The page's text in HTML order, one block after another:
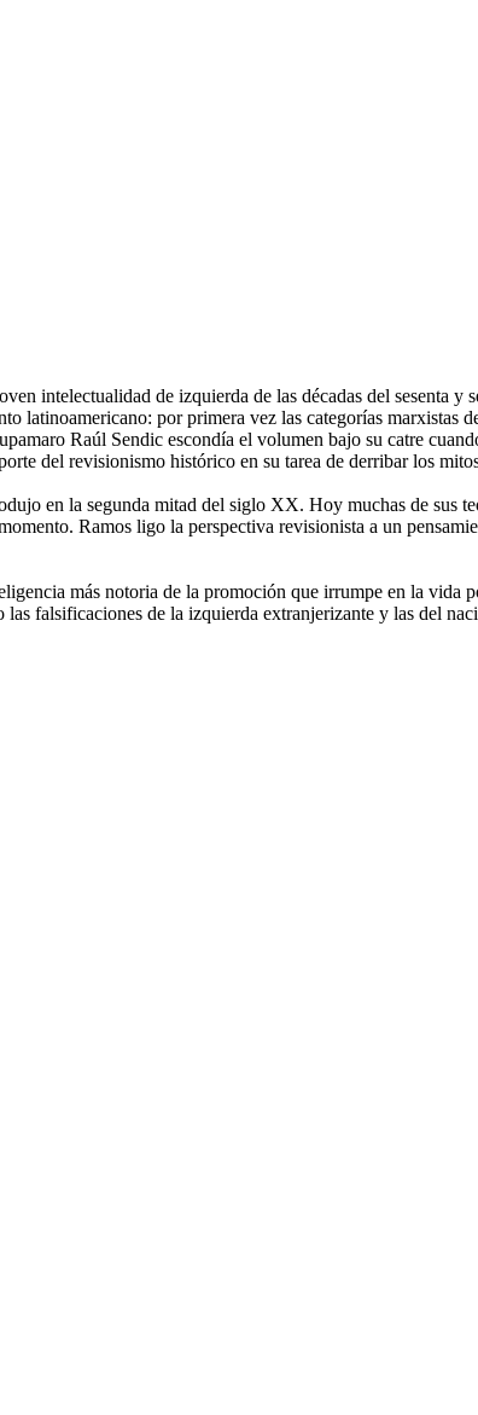
intelectualidad de izquierda de las décadas del sesenta
latinoamericano: por primera vez las categorías marxistas
Raúl Sendic escondía el volumen bajo su catre
del revisionismo histórico en su tarea de derribar los
en la segunda mitad del siglo XX. Hoy muchas de sus
Ramos ligo la perspectiva revisionista a un
más notoria de la promoción que irrumpe en la
falsificaciones de la izquierda extranjerizante y las del